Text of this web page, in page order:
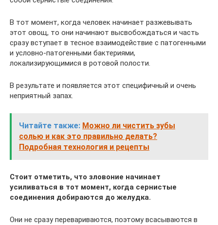
В тот момент, когда человек начинает разжевывать
этот овощ, то они начинают высвобождаться и часть
сразу вступает в тесное взаимодействие с патогенными
и условно-патогенными бактериями,
локализирующимися в ротовой полости.
В результате и появляется этот специфичный и очень
неприятный запах.
Читайте также: Можно ли чистить зубы
солью и как это правильно делать?
Подробная технология и рецепты
Стоит отметить, что зловоние начинает
усиливаться в тот момент, когда сернистые
соединения добираются до желудка.
Они не сразу перевариваются, поэтому всасываются в